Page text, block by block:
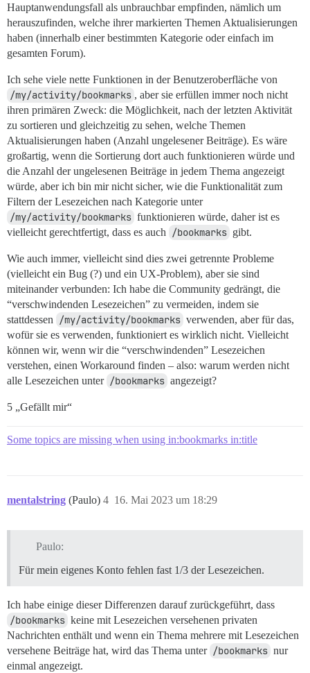
Hauptanwendungsfall als unbrauchbar empfinden, nämlich um
herauszufinden, welche ihrer markierten Themen Aktualisierungen
haben (innerhalb einer bestimmten Kategorie oder einfach im
gesamten Forum).
Ich sehe viele nette Funktionen in der Benutzeroberfläche von
/my/activity/bookmarks , aber sie erfüllen immer noch nicht
ihren primären Zweck: die Möglichkeit, nach der letzten Aktivität
zu sortieren und gleichzeitig zu sehen, welche Themen
Aktualisierungen haben (Anzahl ungelesener Beiträge). Es wäre
großartig, wenn die Sortierung dort auch funktionieren würde und
die Anzahl der ungelesenen Beiträge in jedem Thema angezeigt
würde, aber ich bin mir nicht sicher, wie die Funktionalität zum
Filtern der Lesezeichen nach Kategorie unter
/my/activity/bookmarks funktionieren würde, daher ist es
vielleicht gerechtfertigt, dass es auch
/bookmarks gibt.
Wie auch immer, vielleicht sind dies zwei getrennte Probleme
(vielleicht ein Bug (?) und ein UX-Problem), aber sie sind
miteinander verbunden: Ich habe die Community gedrängt, die
“verschwindenden Lesezeichen” zu vermeiden, indem sie
stattdessen
/my/activity/bookmarks verwenden, aber für das,
wofür sie es verwenden, funktioniert es wirklich nicht. Vielleicht
können wir, wenn wir die “verschwindenden” Lesezeichen
verstehen, einen Workaround finden – also: warum werden nicht
alle Lesezeichen unter /bookmarks angezeigt?
5 „Gefällt mir“
Some topics are missing when using in:bookmarks in:title
mentalstring (Paulo) 16. Mai 2023 um 18:29
4
Paulo:
Für mein eigenes Konto fehlen fast 1/3 der Lesezeichen.
Ich habe einige dieser Differenzen darauf zurückgeführt, dass
/bookmarks keine mit Lesezeichen versehenen privaten
Nachrichten enthält und wenn ein Thema mehrere mit Lesezeichen
versehene Beiträge hat, wird das Thema unter /bookmarks nur
einmal angezeigt.